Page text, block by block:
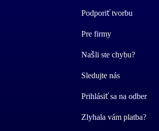
Podporiť tvorbu
Pre firmy
Našli ste chybu?
Sledujte nás
Prihlásiť sa na odber
Zlyhala vám platba?